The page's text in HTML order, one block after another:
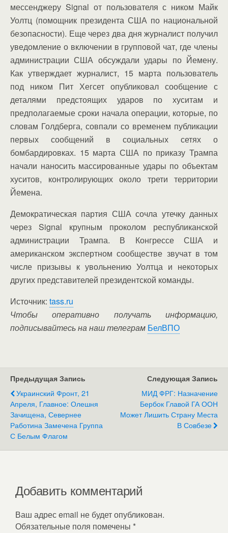
мессенджеру Signal от пользователя с ником Майк
Уолтц (помощник президента США по национальной
безопасности). Еще через два дня журналист получил
уведомление о включении в групповой чат, где члены
администрации США обсуждали удары по Йемену.
Как утверждает журналист, 15 марта пользователь
под ником Пит Хегсет опубликовал сообщение с
деталями предстоящих ударов по хуситам и
предполагаемые сроки начала операции, которые, по
словам Голдберга, совпали со временем публикации
первых сообщений в социальных сетях о
бомбардировках. 15 марта США по приказу Трампа
начали наносить массированные удары по объектам
хуситов, контролирующих около трети территории
Йемена.
Демократическая партия США сочла утечку данных
через Signal крупным проколом республиканской
администрации Трампа. В Конгрессе США и
американском экспертном сообществе звучат в том
числе призывы к увольнению Уолтца и некоторых
других представителей президентской команды.
Источник: tass.ru
Чтобы оперативно получать информацию,
подписывайтесь на наш телеграм БелВПО
Предыдущая Запись
Украинский Фронт, 21
Апреля, Главное: Олешня
Зачищена, Севернее
Работина Замечена Группа
С Белым Флагом
Следующая Запись
МИД ФРГ: Назначение
Бербок Главой ГА ООН
Может Лишить Страну Места
В Совбезе
Добавить комментарий
Ваш адрес email не будет опубликован.
Обязательные поля помечены *